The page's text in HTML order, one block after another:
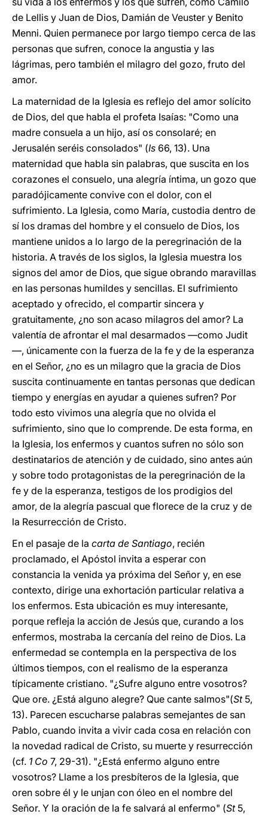
de Lellis y Juan de Dios, Damián de Veuster y Benito
Menni. Quien permanece por largo tiempo cerca de las
personas que sufren, conoce la angustia y las
lágrimas, pero también el milagro del gozo, fruto del
amor.
La maternidad de la Iglesia es reflejo del amor solícito
de Dios, del que habla el profeta Isaías: "Como una
madre consuela a un hijo, así os consolaré; en
Jerusalén seréis consolados" (Is 66, 13). Una
maternidad que habla sin palabras, que suscita en los
corazones el consuelo, una alegría íntima, un gozo que
paradójicamente convive con el dolor, con el
sufrimiento. La Iglesia, como María, custodia dentro de
sí los dramas del hombre y el consuelo de Dios, los
mantiene unidos a lo largo de la peregrinación de la
historia. A través de los siglos, la Iglesia muestra los
signos del amor de Dios, que sigue obrando maravillas
en las personas humildes y sencillas. El sufrimiento
aceptado y ofrecido, el compartir sincera y
gratuitamente, ¿no son acaso milagros del amor? La
valentía de afrontar el mal desarmados —como Judit
—, únicamente con la fuerza de la fe y de la esperanza
en el Señor, ¿no es un milagro que la gracia de Dios
suscita continuamente en tantas personas que dedican
tiempo y energías en ayudar a quienes sufren? Por
todo esto vivimos una alegría que no olvida el
sufrimiento, sino que lo comprende. De esta forma, en
la Iglesia, los enfermos y cuantos sufren no sólo son
destinatarios de atención y de cuidado, sino antes aún
y sobre todo protagonistas de la peregrinación de la
fe y de la esperanza, testigos de los prodigios del
amor, de la alegría pascual que florece de la cruz y de
la Resurrección de Cristo.
En el pasaje de la carta de Santiago, recién
proclamado, el Apóstol invita a esperar con
constancia la venida ya próxima del Señor y, en ese
contexto, dirige una exhortación particular relativa a
los enfermos. Esta ubicación es muy interesante,
porque refleja la acción de Jesús que, curando a los
enfermos, mostraba la cercanía del reino de Dios. La
enfermedad se contempla en la perspectiva de los
últimos tiempos, con el realismo de la esperanza
típicamente cristiano. "¿Sufre alguno entre vosotros?
Que ore. ¿Está alguno alegre? Que cante salmos"(St 5,
13). Parecen escucharse palabras semejantes de san
Pablo, cuando invita a vivir cada cosa en relación con
la novedad radical de Cristo, su muerte y resurrección
(cf. 1 Co 7, 29-31). "¿Está enfermo alguno entre
vosotros? Llame a los presbíteros de la Iglesia, que
oren sobre él y le unjan con óleo en el nombre del
Señor. Y la oración de la fe salvará al enfermo" (St5,